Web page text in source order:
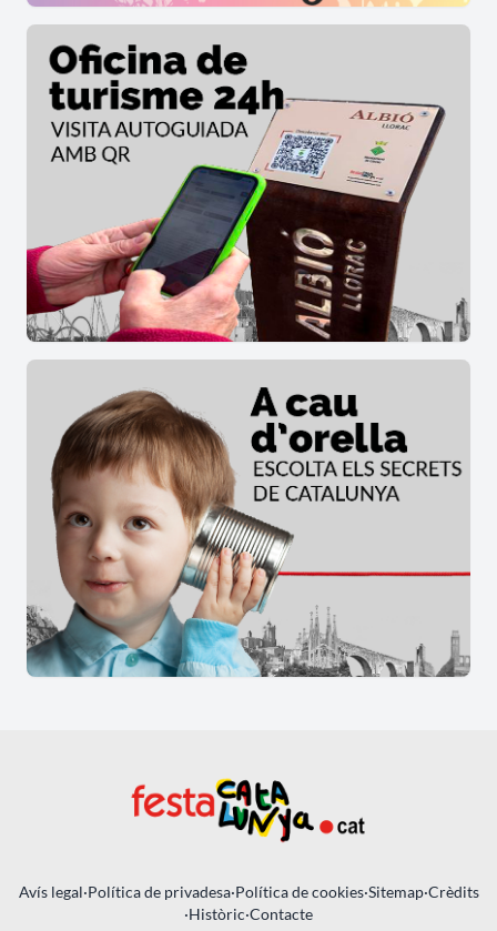
Avís legal·Política de privadesa·Política de cookies·Sitemap·Crèdits
·Històric·Contacte